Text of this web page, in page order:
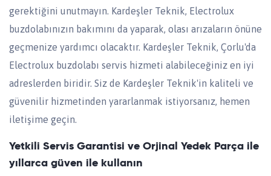
gerektiğini unutmayın. Kardeşler Teknik, Electrolux
buzdolabınızın bakımını da yaparak, olası arızaların önüne
geçmenize yardımcı olacaktır. Kardeşler Teknik, Çorlu'da
Electrolux buzdolabı servis hizmeti alabileceğiniz en iyi
adreslerden biridir. Siz de Kardeşler Teknik'in kaliteli ve
güvenilir hizmetinden yararlanmak istiyorsanız, hemen
iletişime geçin.
Yetkili Servis Garantisi ve Orjinal Yedek Parça ile
yıllarca güven ile kullanın